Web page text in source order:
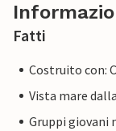
Fatti
Costruito con:
Vista mare
Gruppi giovani